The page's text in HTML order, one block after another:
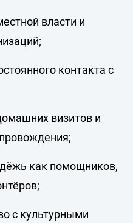
власти и
контакта с
визитов и
как помощников,
с культурными